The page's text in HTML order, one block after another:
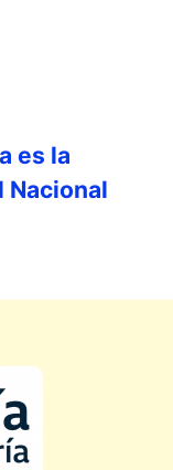
es la
Nacional